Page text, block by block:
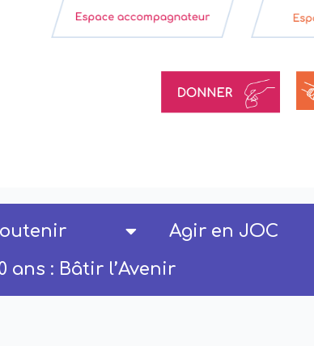
Agir en JOC
ans : Bâtir l’Avenir